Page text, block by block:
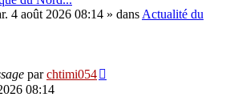
4 août 2026 08:14 » dans Actualité du
parchtimi054
08:14